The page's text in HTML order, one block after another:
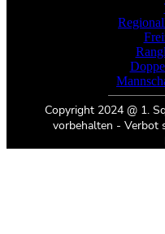
Copyright 2024 @ 1.
vorbehalten - Verbot